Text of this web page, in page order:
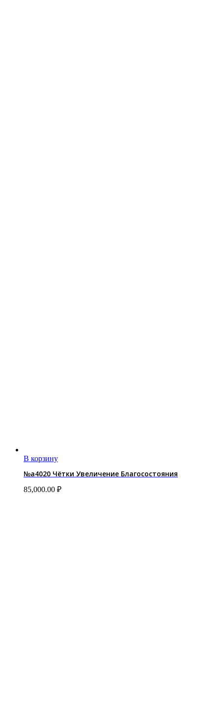
В корзину
№a4020 Чётки Увеличение Благосостояния
85,000.00 ₽